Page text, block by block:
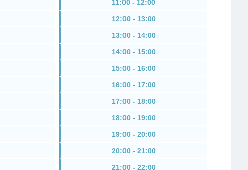
11:00 - 12:00
12:00 - 13:00
13:00 - 14:00
14:00 - 15:00
15:00 - 16:00
16:00 - 17:00
17:00 - 18:00
18:00 - 19:00
19:00 - 20:00
20:00 - 21:00
21:00 - 22:00